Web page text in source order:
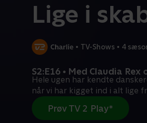
Lige i
• TV-Shows • 4
S2:E16 • Med Claudia
Hele ugen har kendte
når vi har kigget ind i alt lige
Prøv TV 2 Play*